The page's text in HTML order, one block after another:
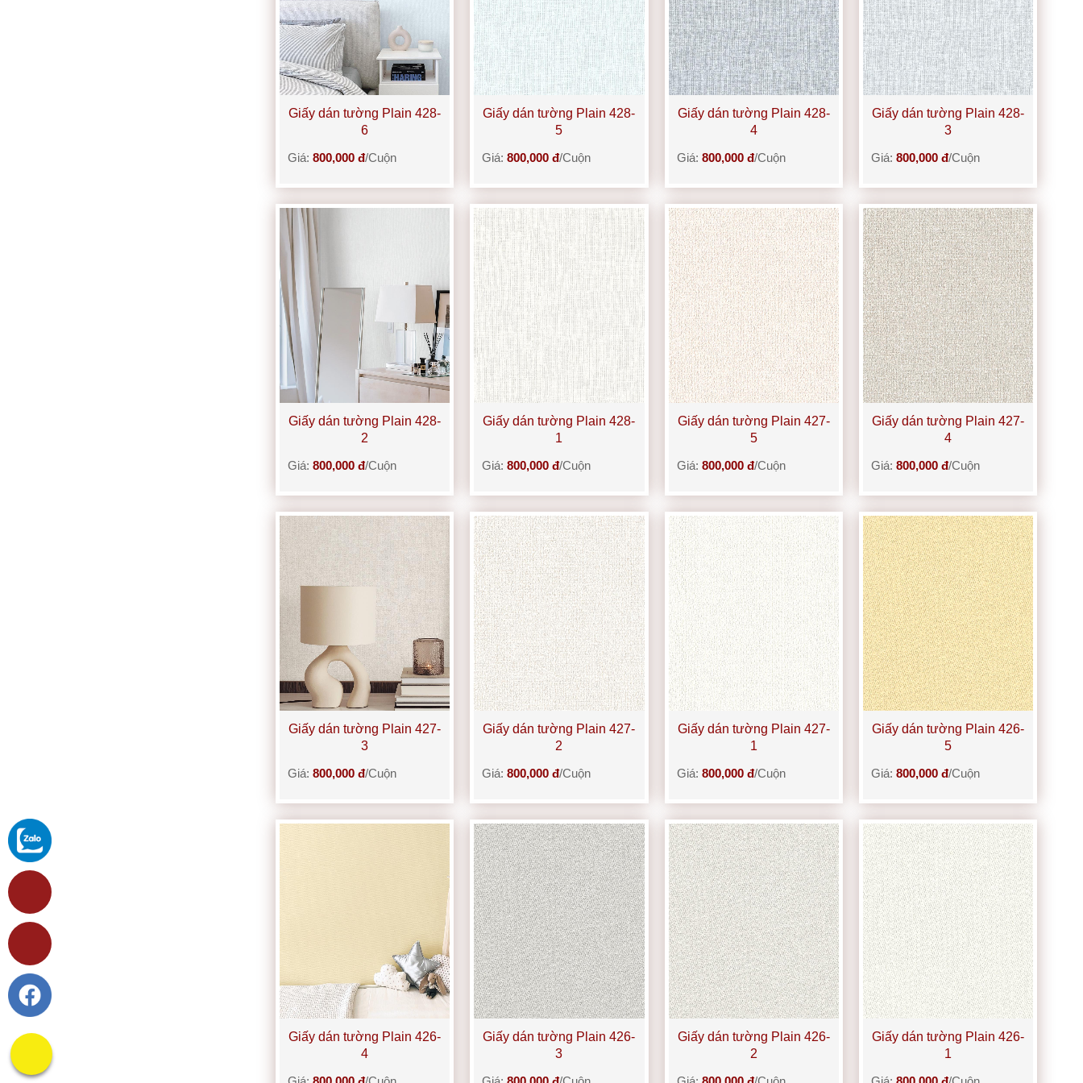
Giấy dán tường Plain 428-
6
Giá: 800,000 đ/Cuộn
Giấy dán tường Plain 428-
5
Giá:800,000 đ/Cuộn
Giấy dán tường Plain 428-
4
Giá: 800,000 đ/Cuộn
Giấy dán tường Plain 428-
3
Giá: 800,000 đ/Cuộn
Giấy dán tường Plain 428-
2
Giá: 800,000 đ/Cuộn
Giấy dán tường Plain 428-
1
Giá:800,000 đ/Cuộn
Giấy dán tường Plain 427-
5
Giá: 800,000 đ/Cuộn
Giấy dán tường Plain 427-
4
Giá: 800,000 đ/Cuộn
Giấy dán tường Plain 427-
3
Giá: 800,000 đ/Cuộn
Giấy dán tường Plain 427-
2
Giá:800,000 đ/Cuộn
Giấy dán tường Plain 427-
1
Giá: 800,000 đ/Cuộn
Giấy dán tường Plain 426-
5
Giá: 800,000 đ/Cuộn
Giấy dán tường Plain 426-
4
Giấy dán tường Plain 426-
3
Giấy dán tường Plain 426-
2
Giấy dán tường Plain 426-
1